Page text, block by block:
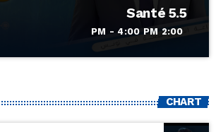
Santé 5.5
2:00 PM - 4:00 PM
CHART